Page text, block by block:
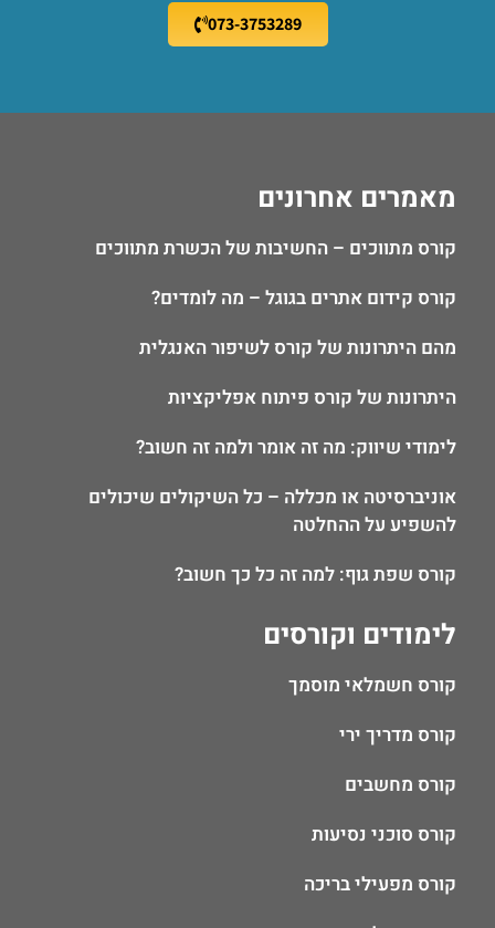
073-3753289
לימודים וקורסים
קורס חשמלאי מוסמך
קורס מדריך ירי
קורס מחשבים
קורס סוכני נסיעות
קורס מפעילי בריכה
מאמרים אחרונים
קורס מתווכים – החשיבות של הכשרת מתווכים
קורס קידום אתרים בגוגל – מה לומדים?
מהם היתרונות של קורס לשיפור האנגלית
היתרונות של קורס פיתוח אפליקציות
לימודי שיווק: מה זה אומר ולמה זה חשוב?
אוניברסיטה או מכללה – כל השיקולים שיכולים
להשפיע על ההחלטה
קורס שפת גוף: למה זה כל כך חשוב?